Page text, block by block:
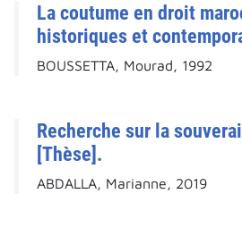
La coutume en droit
historiques et
BOUSSETTA, Mourad, 1992
Recherche sur la
[Thèse].
ABDALLA, Marianne, 2019